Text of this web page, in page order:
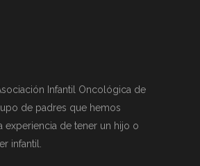
Infantil Oncológica de
de padres que hemos
experiencia de tener un hijo o
infantil.